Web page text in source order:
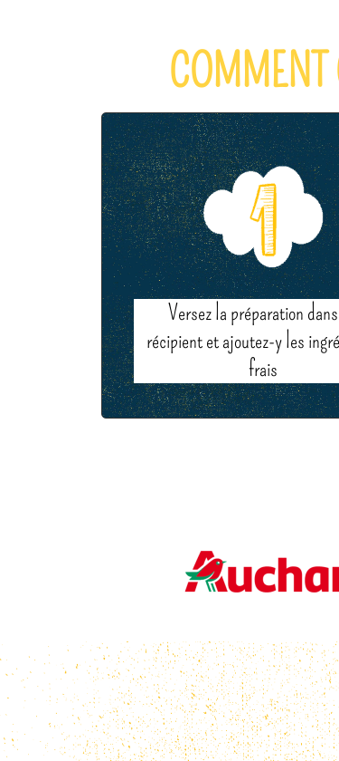
COMMENT
Versez la préparation
récipient et ajoutez-y les
frais